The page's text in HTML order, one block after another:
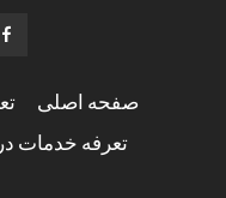
صفحه اصلی
تعرفه خدمات